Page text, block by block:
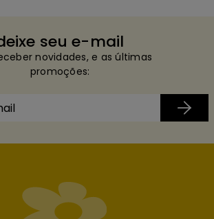
seu e-mail
novidades, e as últimas
promoções: